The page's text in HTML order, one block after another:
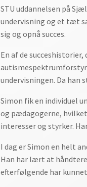
STU uddannelsen på
undervisning og et tæt
sig og opnå succes.
En af de
undervisningen. Da han
Simon fik en individuel
og pædagogerne,
interesser og styrker.
I dag er Simon en helt
Han har lært at håndtere
efterfølgende har